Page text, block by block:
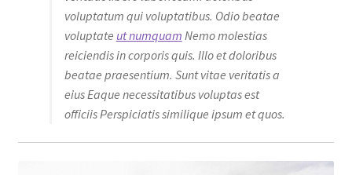
voluptatum qui voluptatibus. Odio beatae
voluptate ut numquam Nemo molestias
reiciendis in corporis quis. Illo et doloribus
beatae praesentium. Sunt vitae veritatis a
eius Eaque necessitatibus voluptas est
officiis Perspiciatis similique ipsum et quos.